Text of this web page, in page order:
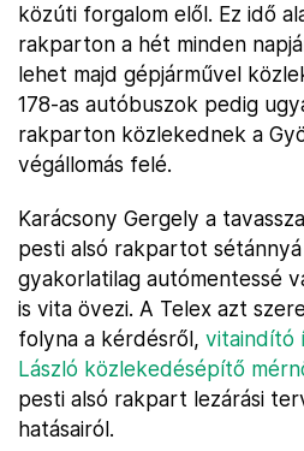
közúti forgalom elől. Ez idő
rakparton a hét minden
lehet majd gépjárművel
178-as autóbuszok pedig
rakparton közlekednek a
végállomás felé.
Karácsony Gergely a
pesti alsó rakpartot
gyakorlatilag autómentessé
is vita övezi. A Telex azt
folyna a kérdésről, vitaindító
László közlekedésépítő
pesti alsó rakpart lezárási
hatásairól.